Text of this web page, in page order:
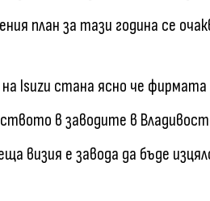
план за тази година се
Isuzu стана ясно че фирмата
в заводите в
визия е завода да бъде